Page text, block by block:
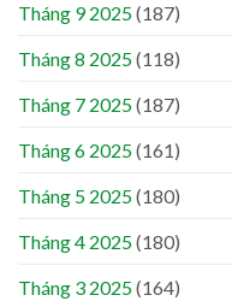
Tháng 9 2025(187)
Tháng 8 2025(118)
Tháng 7 2025(187)
Tháng 6 2025(161)
Tháng 5 2025(180)
Tháng 4 2025(180)
Tháng 3 2025(164)